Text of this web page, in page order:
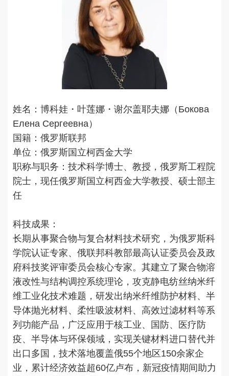
姓名：博科娃・叶莲娜・谢尔盖耶夫娜（Бокова
Елена Сергеевна）
国籍：俄罗斯联邦
单位：俄罗斯国立柯西金大学
职称与职务：技术科学博士、教授，俄罗斯工程院
院士，现任俄罗斯国立柯西金大学教授、硕士部主
任
科技成果：
长期从事聚合物与复合材料技术研究，为俄罗斯科
学院认证专家、俄联邦科教部最高认证委员会及政
府科技奖评审委员会核心专家。其建立了聚合物溶
液改性与结构调控系统理论，攻克静电纺丝纳米纤
维工业化技术难题，研发出纳米纤维防护材料、半
导体抛光材料、柔性吸波材料、高效过滤材料等系
列功能产品，广泛应用于核工业、国防、医疗防
疫、半导体与环保领域，实现关键材料进口替代并
出口多国，技术落地覆盖俄55个地区150余家企
业，累计经济效益超60亿卢布，新冠疫情期间助力